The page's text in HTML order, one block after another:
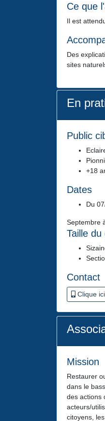
Ce que
Il est
Des
sites
En
Public
+18
Dates
Du
Septembre
Taille du
Contact
Clique
Mission
Restaurer
dans le
des actions
acteurs/
citoyens,